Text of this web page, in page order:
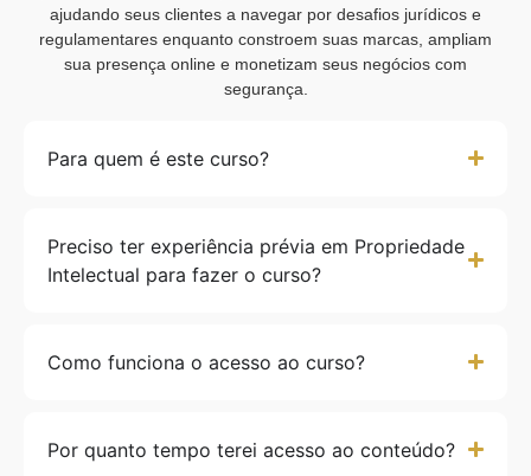
ajudando seus clientes a navegar por desafios jurídicos e
regulamentares enquanto constroem suas marcas, ampliam
sua presença online e monetizam seus negócios com
segurança.
Para quem é este curso?
Preciso ter experiência prévia em Propriedade
Intelectual para fazer o curso?
Como funciona o acesso ao curso?
Por quanto tempo terei acesso ao conteúdo?